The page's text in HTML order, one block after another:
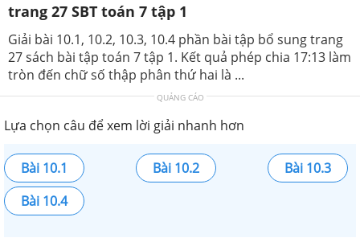
trang 27 SBT toán 7 tập 1
Giải bài 10.1, 10.2, 10.3, 10.4 phần bài tập bổ sung trang
27 sách bài tập toán 7 tập 1. Kết quả phép chia 17:13 làm
tròn đến chữ số thập phân thứ hai là ...
QUẢNG CÁO
Lựa chọn câu để xem lời giải nhanh hơn
Bài 10.1 Bài 10.2
Bài 10.3
Bài 10.4